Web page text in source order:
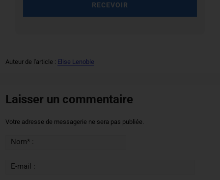
RECEVOIR
Auteur de l'article : Elise Lenoble
Laisser un commentaire
Votre adresse de messagerie ne sera pas publiée.
Nom* :
E-mail :